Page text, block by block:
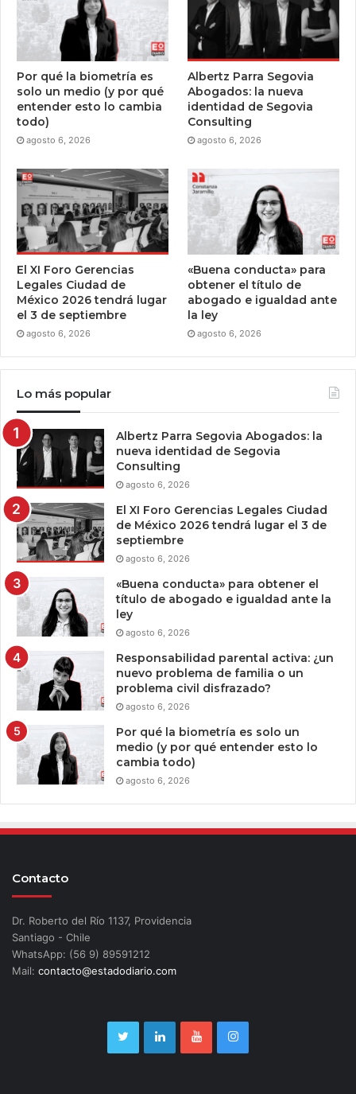
Por qué la biometría es
solo un medio (y por qué
entender esto lo cambia
todo)
agosto 6, 2026
Albertz Parra Segovia
Abogados: la nueva
identidad de Segovia
Consulting
agosto 6, 2026
El XI Foro Gerencias
Legales Ciudad de
México 2026 tendrá lugar
el 3 de septiembre
agosto 6, 2026
«Buena conducta» para
obtener el título de
abogado e igualdad ante
la ley
agosto 6, 2026
Lo más popular
Albertz Parra Segovia Abogados: la
nueva identidad de Segovia
Consulting
agosto 6, 2026
El XI Foro Gerencias Legales Ciudad
de México 2026 tendrá lugar el 3 de
septiembre
agosto 6, 2026
«Buena conducta» para obtener el
título de abogado e igualdad ante la
ley
agosto 6, 2026
Responsabilidad parental activa: ¿un
nuevo problema de familia o un
problema civil disfrazado?
agosto 6, 2026
Por qué la biometría es solo un
medio (y por qué entender esto lo
cambia todo)
agosto 6, 2026
Contacto
Dr. Roberto del Río 1137, Providencia
Santiago - Chile
WhatsApp: (56 9) 89591212
Mail: contacto@estadodiario.com